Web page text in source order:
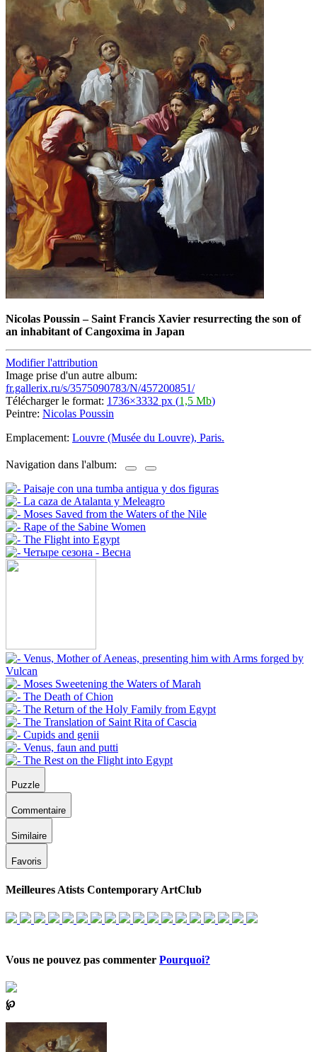
Nicolas Poussin –Saint Francis Xavier resurrecting the son of
an inhabitant of Cangoxima in Japan
Modifier l'attribution
Image prise d'un autre album:
fr.gallerix.ru/s/3575090783/N/457200851/
Télécharger le format: 1736×3332 px (1,5 Mb)
Peintre: Nicolas Poussin
Emplacement: Louvre (Musée du Louvre), Paris.
Navigation dans l'album:
Puzzle
Commentaire
Similaire
Favoris
Meilleures Atists Contemporary ArtClub
Vous ne pouvez pas commenter Pourquoi?
℘